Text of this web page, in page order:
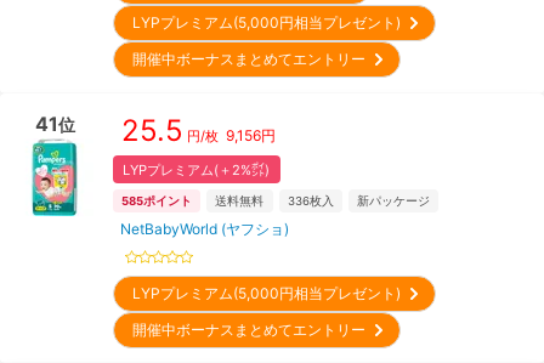
LYPプレミアム(5,000円相当プレゼント)
開催中ボーナスまとめてエントリー
41位 25.5 円/枚 9,156円
LYPプレミアム(＋2%㌽)
585ポイント 送料無料 336枚入 新パッケージ
NetBabyWorld (ヤフショ)
LYPプレミアム(5,000円相当プレゼント)
開催中ボーナスまとめてエントリー